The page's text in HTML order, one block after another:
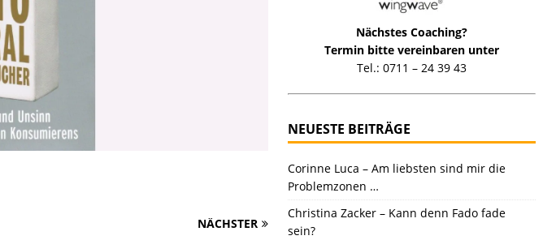
NÄCHSTER
Nächstes Coaching?
Termin bitte vereinbaren unter
Tel.: 0711 – 24 39 43
NEUESTE BEITRÄGE
Corinne Luca – Am liebsten sind mir die
Problemzonen …
Christina Zacker – Kann denn Fado fade
sein?